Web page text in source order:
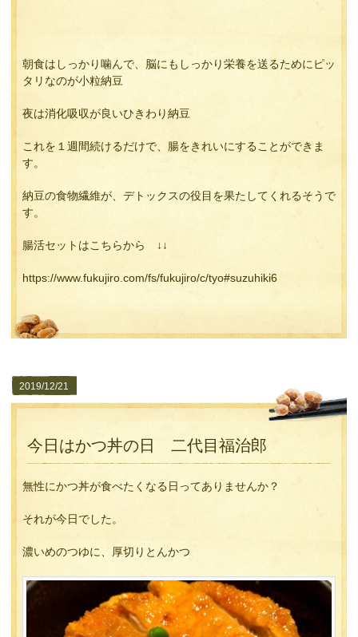
朝食はしっかり噛んで、脳にもしっかり栄養を送るためにピッ
タリなのが小粒納豆
夜は消化吸収が良いひきわり納豆
これを１週間続けるだけで、腸をきれいにすることができま
す。
納豆の食物繊維が、デトックスの役目を果たしてくれるそうで
す。
腸活セットはこちらから ↓↓
https://www.fukujiro.com/fs/fukujiro/c/tyo#suzuhiki6
2019/12/21
今日はかつ丼の日 二代目福治郎
無性にかつ丼が食べたくなる日ってありませんか？
それが今日でした。
濃いめのつゆに、厚切りとんかつ